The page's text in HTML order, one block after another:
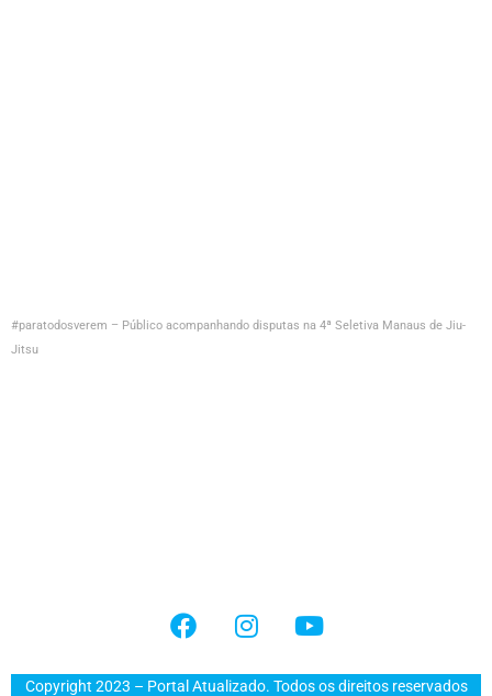
#paratodosverem – Público acompanhando disputas na 4ª Seletiva Manaus de Jiu-
Jitsu
Copyright 2023 – Portal Atualizado. Todos os direitos reservados